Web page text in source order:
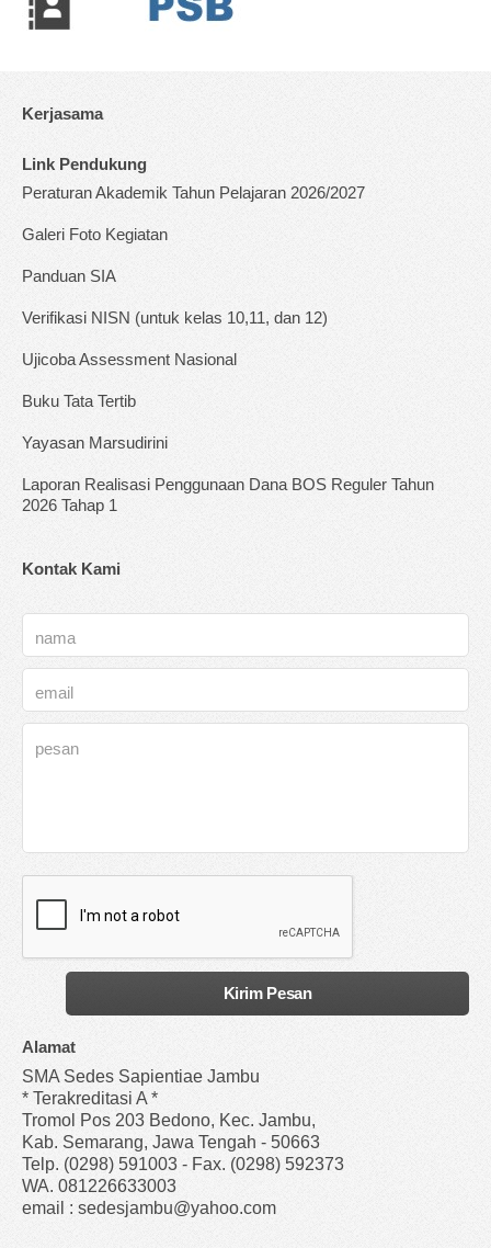
Kerjasama
Link Pendukung
Peraturan Akademik Tahun Pelajaran 2026/2027
Galeri Foto Kegiatan
Panduan SIA
Verifikasi NISN (untuk kelas 10,11, dan 12)
Ujicoba Assessment Nasional
Buku Tata Tertib
Yayasan Marsudirini
Laporan Realisasi Penggunaan Dana BOS Reguler Tahun
2026 Tahap 1
Kontak Kami
Alamat
SMA Sedes Sapientiae Jambu
* Terakreditasi A *
Tromol Pos 203 Bedono, Kec. Jambu,
Kab. Semarang, Jawa Tengah - 50663
Telp. (0298) 591003 - Fax. (0298) 592373
WA. 081226633003
email : sedesjambu@yahoo.com